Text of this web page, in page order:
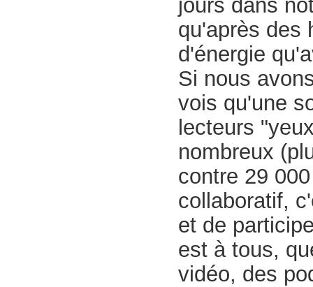
jours dans
qu'après des
d'énergie
Si nous
vois qu'une
lecteurs
nombreux
contre 29
collaboratif,
et de
est à tous,
vidéo, des